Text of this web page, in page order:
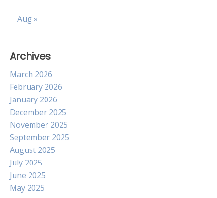
Aug »
Archives
March 2026
February 2026
January 2026
December 2025
November 2025
September 2025
August 2025
July 2025
June 2025
May 2025